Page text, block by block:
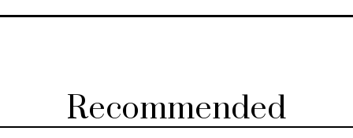
Recommended